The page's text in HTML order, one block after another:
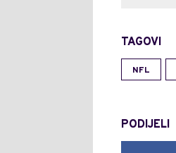
TAGOVI
NFL
PODIJELI